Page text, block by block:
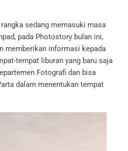
sedang memasuki masa
pada Photostory bulan ini,
memberikan informasi kepada
tempat liburan yang baru saja
Fotografi dan bisa
dalam menentukan tempat